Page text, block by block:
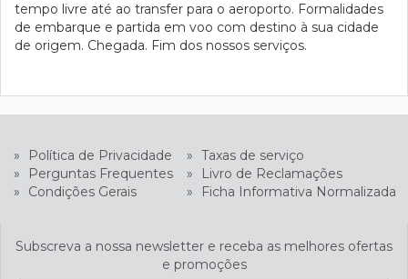
tempo livre até ao transfer para o aeroporto. Formalidades
de embarque e partida em voo com destino à sua cidade
de origem. Chegada. Fim dos nossos serviços.
» Política de Privacidade » Taxas de serviço
»
Perguntas Frequentes »
Livro de Reclamações
»
Condições Gerais » Ficha Informativa Normalizada
Subscreva a nossa newsletter e receba as melhores ofertas
e promoções